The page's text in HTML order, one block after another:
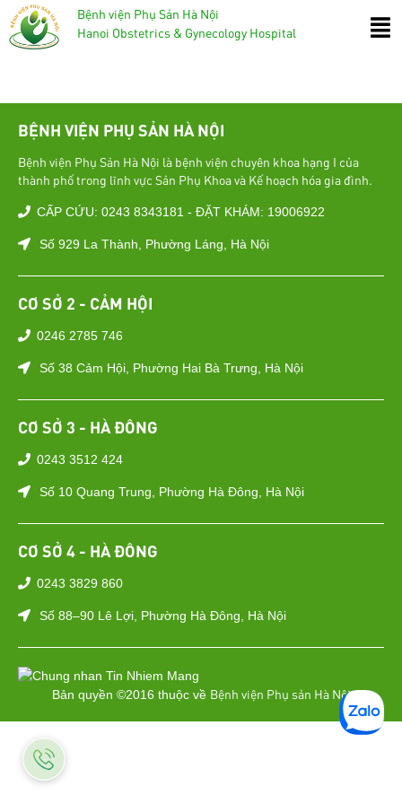
Bệnh viện Phụ Sản Hà Nội
Hanoi Obstetrics & Gynecology Hospital
BỆNH VIỆN PHỤ SẢN HÀ NỘI
Bệnh viện Phụ Sản Hà Nội là bệnh viện chuyên khoa hạng I của
thành phố trong lĩnh vực Sản Phụ Khoa và Kế hoạch hóa gia đình.
CẤP CỨU: 0243 8343181 - ĐẶT KHÁM: 19006922
Số 929 La Thành, Phường Láng, Hà Nội
CƠ SỞ 2 - CẢM HỘI
0246 2785 746
Số 38 Cảm Hội, Phường Hai Bà Trưng, Hà Nội
CƠ SỞ 3 - HÀ ĐÔNG
0243 3512 424
Số 10 Quang Trung, Phường Hà Đông, Hà Nội
CƠ SỞ 4 - HÀ ĐÔNG
0243 3829 860
Số 88–90 Lê Lợi, Phường Hà Đông, Hà Nội
Bản quyền ©2016 thuộc về Bệnh viện Phụ sản Hà Nội